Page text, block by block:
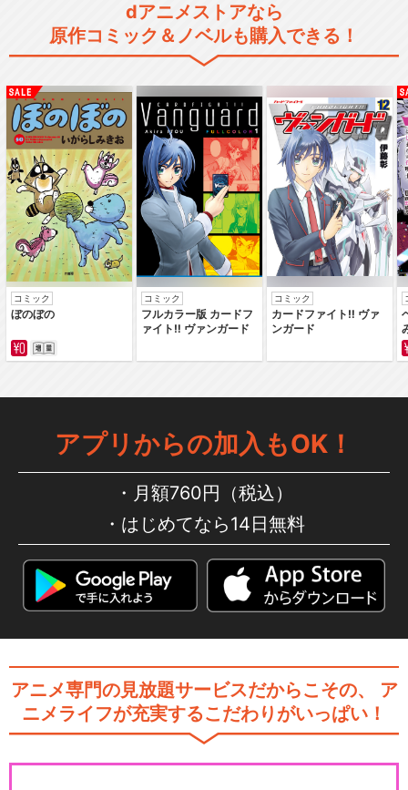
dアニメストアなら
原作コミック＆ノベルも購入できる！
コミック
ぼのぼの
コミック
フルカラー版 カードフ
ァイト‼ ヴァンガード
コミック
カードファイト‼ ヴァ
ンガード
アプリからの加入もOK！
月額760円（税込）
はじめてなら14日無料
アニメ専門の見放題サービスだからこその、
ア
ニメライフが充実するこだわりがいっぱい！